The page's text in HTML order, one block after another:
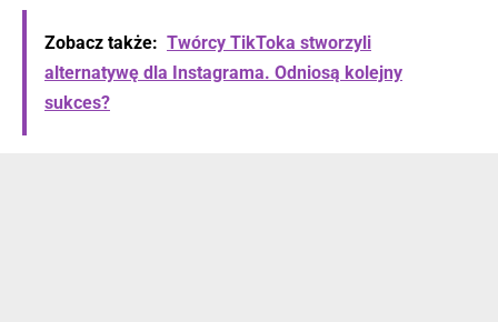
Zobacz także: Twórcy TikToka stworzyli
alternatywę dla Instagrama. Odniosą kolejny
sukces?